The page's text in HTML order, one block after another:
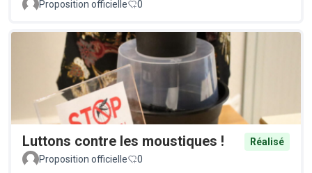
Proposition officielle 0
Luttons contre les moustiques !
Réalisé
Proposition officielle
0